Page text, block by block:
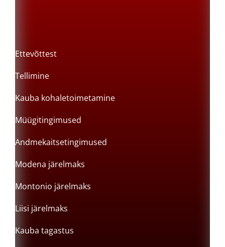
Ettevõttest
Tellimine
Kauba kohaletoimetamine
Müügitingimused
Andmekaitsetingimused
Modena järelmaks
Montonio järelmaks
Liisi järelmaks
Kauba tagastus